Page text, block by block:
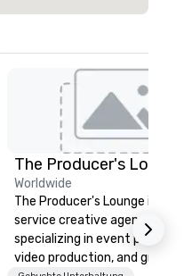
The Producer's Lounge
Worldwide
The Producer's Lounge is a
service creative agency
specializing in event
video production, and graphic